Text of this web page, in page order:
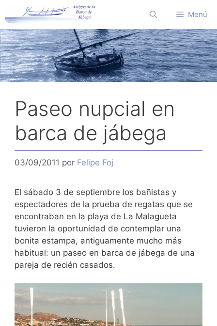
al
contenido
Menú
Paseo nupcial en
barca de jábega
03/09/2011 por Felipe Foj
El sábado 3 de septiembre los bañistas y
espectadores de la prueba de regatas que se
encontraban en la playa de La Malagueta
tuvieron la oportunidad de contemplar una
bonita estampa, antiguamente mucho más
habitual: un paseo en barca de jábega de una
pareja de recién casados.